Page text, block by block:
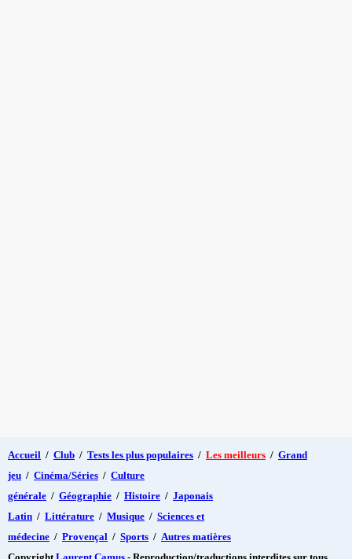
Accueil / Club / Tests les plus populaires / Les meilleurs / Grand
jeu / Cinéma/Séries / Culture
générale / Géographie / Histoire / Japonais
Latin / Littérature / Musique / Sciences et
médecine / Provençal / Sports / Autres matières